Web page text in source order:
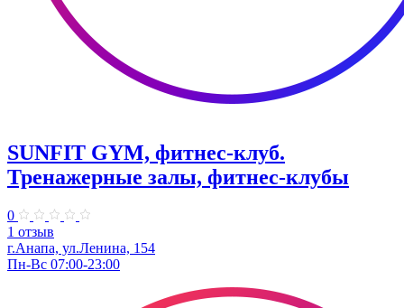
SUNFIT GYM, фитнес-клуб.
Тренажерные залы, фитнес-клубы
0
1 отзыв
г.Анапа, ул.Ленина, 154
Пн-Вс 07:00-23:00